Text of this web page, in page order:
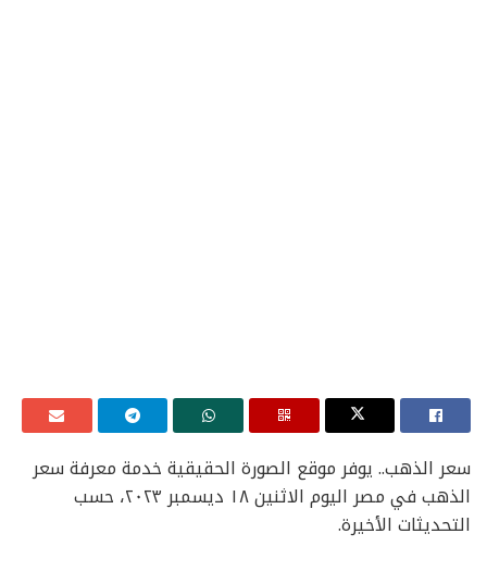
سعر الذهب.. يوفر موقع الصورة الحقيقية خدمة معرفة سعر
الذهب في مصر اليوم الاثنين ١٨ ديسمبر ٢٠٢٣، حسب
التحديثات الأخيرة.